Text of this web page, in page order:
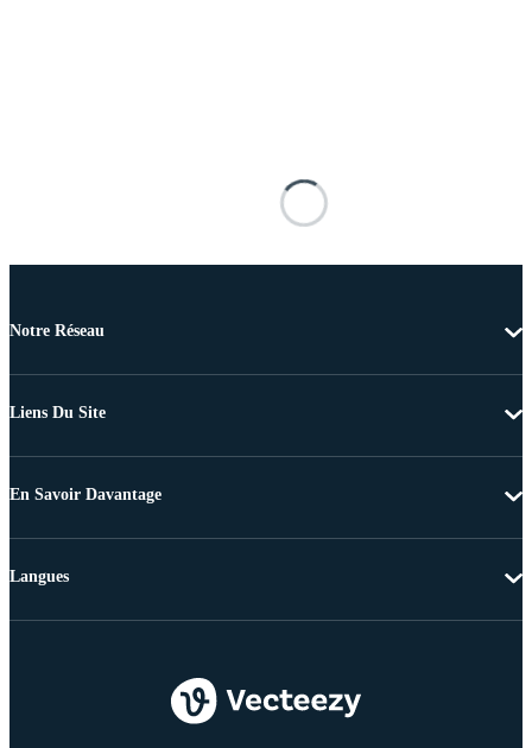
Notre Réseau
Liens Du Site
En Savoir Davantage
Langues